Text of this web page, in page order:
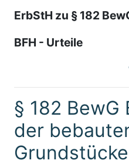
ErbStH zu § 182
BFH - Urteile
§ 182 BewG
der
Grundstücke